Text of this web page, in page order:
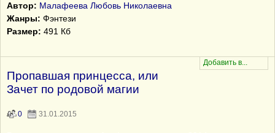
Автор: Малафеева Любовь Николаевна
Жанры: Фэнтези
Размер: 491 Кб
Пропавшая принцесса, или
Зачет по родовой магии
0 31.01.2015